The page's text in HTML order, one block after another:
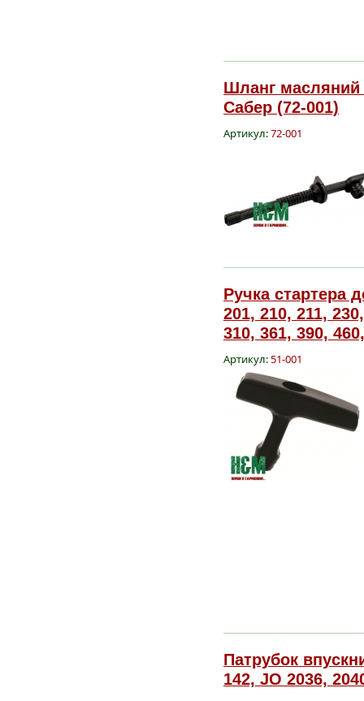
Шланг масляний
Сабер (72-001)
Артикул:72-001
Ручка стартера
201, 210, 211,
310, 361, 390,
Артикул:51-001
Патрубок
142, JO 2036,